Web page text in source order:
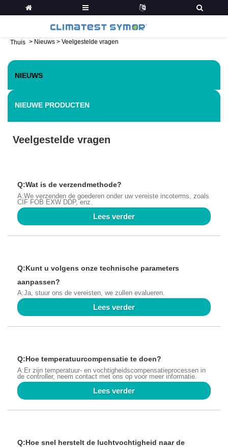
Thuis > Nieuws > Veelgestelde vragen
NIEUWS
NIEUWE PRODUCTEN
Veelgestelde vragen
Q:Wat is de verzendmethode?
A:We verzenden de goederen onder uw vereiste incoterms, zoals
CIF FOB EXW DDP, enz.
Lees verder
Q:Kunt u volgens onze technische parameters
aanpassen?
A:Ja, stuur ons de vereisten, we zullen evalueren.
Lees verder
Q:Hoe temperatuurcompensatie te doen?
A:Er zijn temperatuur- en vochtigheidscompensatieprocessen in
de controller, neem contact met ons op voor meer informatie.
Lees verder
Q:Hoe snel herstelt de luchtvochtigheid naar de